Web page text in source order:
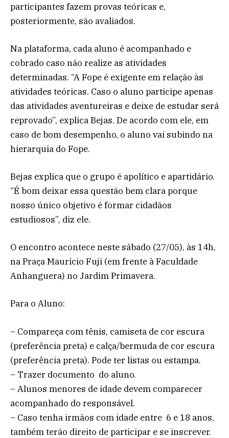
participantes fazem provas teóricas e,
posteriormente, são avaliados.
Na plataforma, cada aluno é acompanhado e
cobrado caso não realize as atividades
determinadas. “A Fope é exigente em relação às
atividades teóricas. Caso o aluno participe apenas
das atividades aventureiras e deixe de estudar será
reprovado”, explica Bejas. De acordo com ele, em
caso de bom desempenho, o aluno vai subindo na
hierarquia do Fope.
Bejas explica que o grupo é apolítico e apartidário.
“É bom deixar essa questão bem clara porque
nosso único objetivo é formar cidadãos
estudiosos”, diz ele.
O encontro acontece neste sábado (27/05), às 14h,
na Praça Maurício Fuji (em frente à Faculdade
Anhanguera) no Jardim Primavera.
Para o Aluno:
– Compareça com tênis, camiseta de cor escura
(preferência preta) e calça/bermuda de cor escura
(preferência preta). Pode ter listas ou estampa.
– Trazer documento do aluno.
– Alunos menores de idade devem comparecer
acompanhado do responsável.
– Caso tenha irmãos com idade entre 6 e 18 anos,
também terão direito de participar e se inscrever.